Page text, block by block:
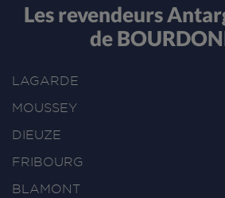
Les revendeurs
de
LAGARDE
MOUSSEY
DIEUZE
FRIBOURG
BLAMONT